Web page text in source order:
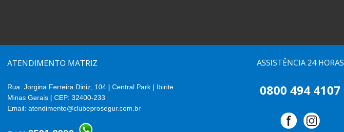
ATENDIMENTO MATRIZ
Rua: Jorgina Ferreira Diniz, 104 | Central Park | Ibirite
Minas Gerais | CEP: 32400-233
Email: atendimento@clubeprosegur.com.br
ASSISTÊNCIA 24 HORAS
0800 494 4107